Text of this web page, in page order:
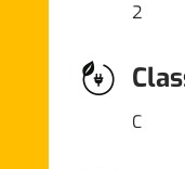
2
C